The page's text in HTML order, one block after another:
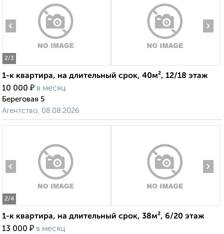
2/3
‹ ›
1-к квартира, на длительный срок, 40м², 12/18 этаж
10 000 ₽ в месяц
Береговая 5
Агентство, 08.08.2026
2/4
‹ ›
1-к квартира, на длительный срок, 38м², 6/20 этаж
13 000 ₽ в месяц